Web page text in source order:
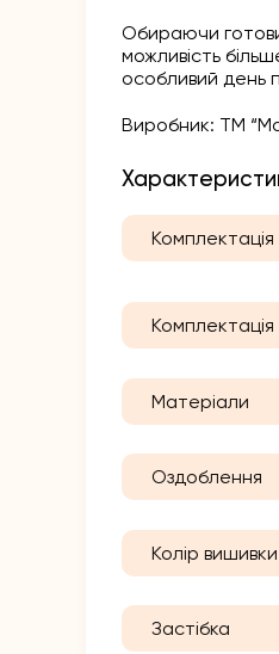
Обираючи
можливість
особливий день
Виробник: ТМ
Матеріали
Оздоблення
Колір вишивки
Застібка